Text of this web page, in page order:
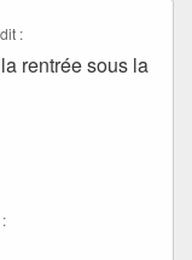
:
rentrée sous la